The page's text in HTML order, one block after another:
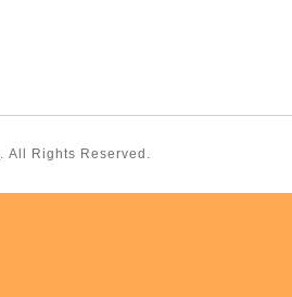
. All Rights Reserved.